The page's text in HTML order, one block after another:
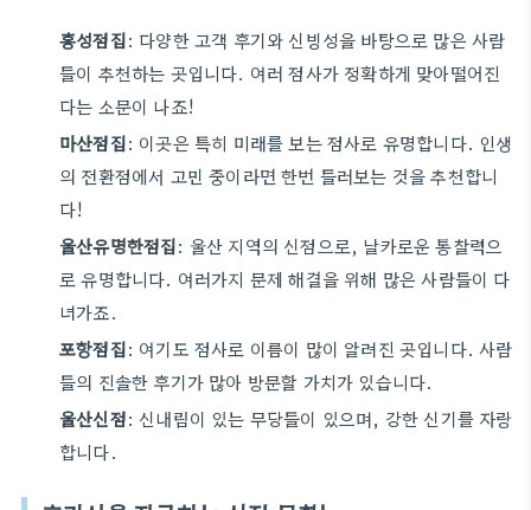
홍성점집: 다양한 고객 후기와 신빙성을 바탕으로 많은 사람
들이 추천하는 곳입니다. 여러 점사가 정확하게 맞아떨어진
다는 소문이 나죠!
마산점집: 이곳은 특히 미래를 보는 점사로 유명합니다. 인생
의 전환점에서 고민 중이라면 한번 들러보는 것을 추천합니
다!
울산유명한점집: 울산 지역의 신점으로, 날카로운 통찰력으
로 유명합니다. 여러가지 문제 해결을 위해 많은 사람들이 다
녀가죠.
포항점집: 여기도 점사로 이름이 많이 알려진 곳입니다. 사람
들의 진솔한 후기가 많아 방문할 가치가 있습니다.
울산신점: 신내림이 있는 무당들이 있으며, 강한 신기를 자랑
합니다.